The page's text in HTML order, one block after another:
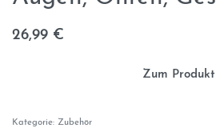
26,99 €
Zum Produkt
Kategorie: Zubehör